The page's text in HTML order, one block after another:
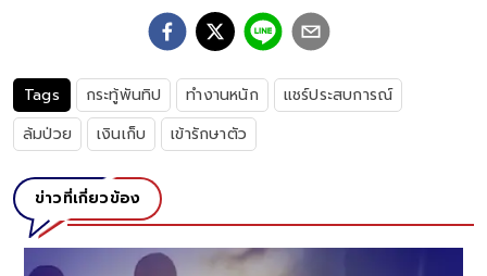
Tags กระทู้พันทิป ทำงานหนัก
แชร์ประสบการณ์
ล้มป่วย
เงินเก็บ เข้ารักษาตัว
ข่าวที่เกี่ยวข้อง